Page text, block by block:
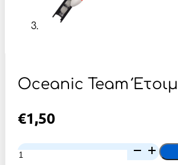
Oceanic Team
€1,50
Oceanic
Team